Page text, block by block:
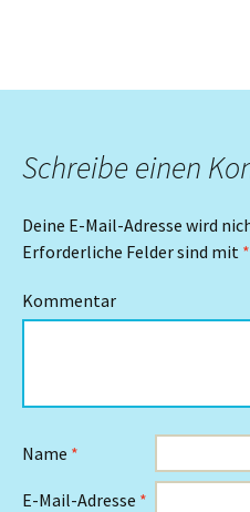
Schreibe einen
Deine E-Mail-Adresse wird
Erforderliche Felder sind mit *
Kommentar
Name *
E-Mail-Adresse *